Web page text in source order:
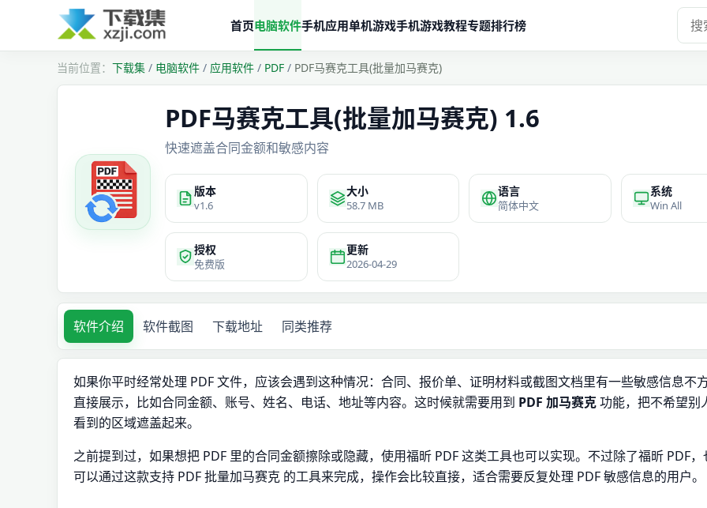
首页电脑软件手机应用单机游戏手机游戏教程专题排行榜
下载集 / 电脑软件 / 应用软件 / PDF / PDF马赛克工具(批量加马赛克)
PDF马赛克工具(批量加马赛克) 1.6
快速遮盖合同金额和敏感内容
版本
v1.6
大小
58.7 MB
语言
简体中文
系统
Win All
授权
免费版
更新
2026-04-29
软件介绍 软件截图 下载地址 同类推荐
如果你平时经常处理 PDF 文件，应该会遇到这种情况：合同、报价单、证明材料或截图文档里有一些敏感信息不
直接展示，比如合同金额、账号、姓名、电话、地址等内容。这时候就需要用到 PDF 加马赛克功能，把不希望别
看到的区域遮盖起来。
之前提到过，如果想把 PDF 里的合同金额擦除或隐藏，使用福昕 PDF 这类工具也可以实现。不过除了福昕 PDF，
可以通过这款支持 PDF 批量加马赛克 的工具来完成，操作会比较直接，适合需要反复处理 PDF 敏感信息的用户。